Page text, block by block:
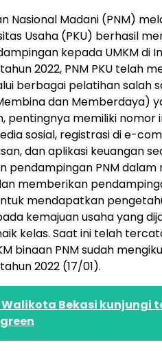
Nasional Madani (PNM)
Usaha (PKU) berhasil
kepada UMKM di
2022, PNM PKU telah
berbagai pelatihan salah
dan Memberdaya)
pentingnya memiliki nomor
sosial, registrasi di e-
dan aplikasi keuangan
pendampingan PNM dalam
memberikan
mendapatkan
kemajuan usaha yang
kelas. Saat ini telah
binaan PNM sudah
2022 (17/01).
Bekasi kunjungi